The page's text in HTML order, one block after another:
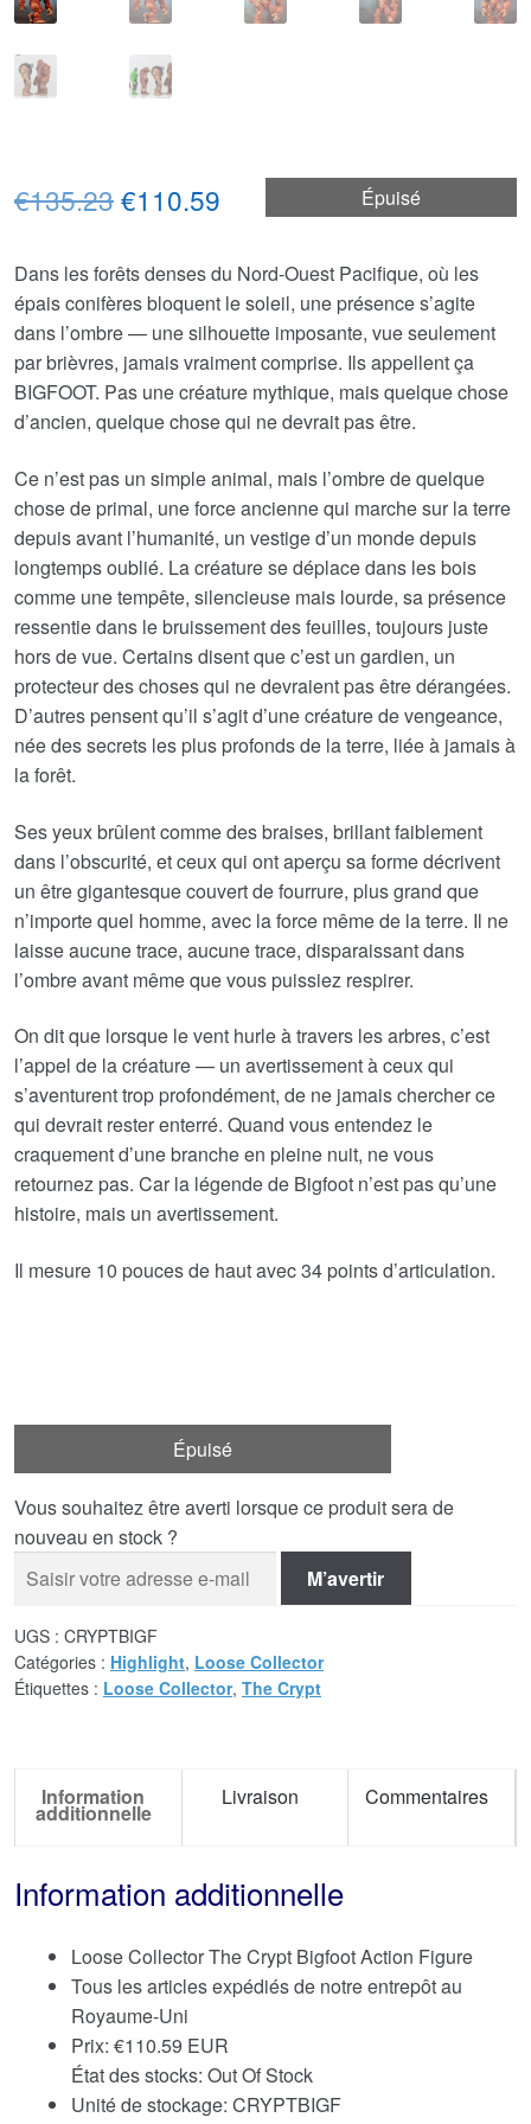
Épuisé
€135.23Le
initial
était :
€135.23.
€110.59
actuel
est :
€110.59.
Dans les forêts denses du Nord-Ouest Pacifique, où les
épais conifères bloquent le soleil, une présence s’agite
dans l’ombre — une silhouette imposante, vue seulement
par brièvres, jamais vraiment comprise. Ils appellent ça
BIGFOOT. Pas une créature mythique, mais quelque chose
d’ancien, quelque chose qui ne devrait pas être.
Ce n’est pas un simple animal, mais l’ombre de quelque
chose de primal, une force ancienne qui marche sur la terre
depuis avant l’humanité, un vestige d’un monde depuis
longtemps oublié. La créature se déplace dans les bois
comme une tempête, silencieuse mais lourde, sa présence
ressentie dans le bruissement des feuilles, toujours juste
hors de vue. Certains disent que c’est un gardien, un
protecteur des choses qui ne devraient pas être dérangées.
D’autres pensent qu’il s’agit d’une créature de vengeance,
née des secrets les plus profonds de la terre, liée à jamais à
la forêt.
Ses yeux brûlent comme des braises, brillant faiblement
dans l’obscurité, et ceux qui ont aperçu sa forme décrivent
un être gigantesque couvert de fourrure, plus grand que
n’importe quel homme, avec la force même de la terre. Il ne
laisse aucune trace, aucune trace, disparaissant dans
l’ombre avant même que vous puissiez respirer.
On dit que lorsque le vent hurle à travers les arbres, c’est
l’appel de la créature — un avertissement à ceux qui
s’aventurent trop profondément, de ne jamais chercher ce
qui devrait rester enterré. Quand vous entendez le
craquement d’une branche en pleine nuit, ne vous
retournez pas. Car la légende de Bigfoot n’est pas qu’une
histoire, mais un avertissement.
Il mesure 10 pouces de haut avec 34 points d’articulation.
Épuisé
Vous souhaitez être averti lorsque ce produit sera de
nouveau en stock ?
M’avertir
UGS : CRYPTBIGF
Catégories : Highlight, Loose Collector
Étiquettes : Loose Collector, The Crypt
Information
additionnelle
Livraison Commentaires
Information additionnelle
Loose Collector The Crypt Bigfoot Action Figure
Tous les articles expédiés de notre entrepôt au
Royaume-Uni
Prix: €110.59 EUR
État des stocks: Out Of Stock
Unité de stockage: CRYPTBIGF